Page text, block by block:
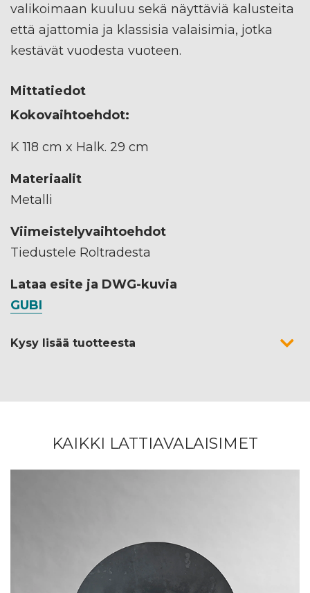
valikoimaan kuuluu sekä näyttäviä kalusteita
että ajattomia ja klassisia valaisimia, jotka
kestävät vuodesta vuoteen.
Mittatiedot
Kokovaihtoehdot:
K 118 cm x Halk. 29 cm
Materiaalit
Metalli
Viimeistelyvaihtoehdot
Tiedustele Roltradesta
Lataa esite ja DWG-kuvia
GUBI
Kysy lisää tuotteesta
KAIKKI LATTIAVALAISIMET